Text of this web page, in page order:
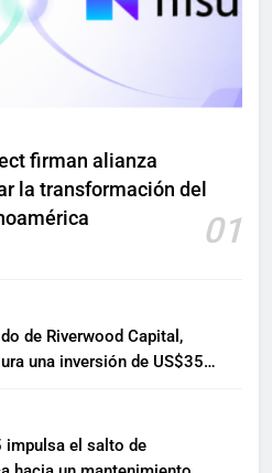
firman alianza
la transformación del
01
de Riverwood Capital,
una inversión de US$35
impulsa el salto de